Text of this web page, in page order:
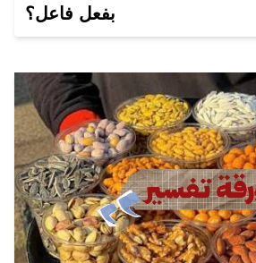
بفعل فاعل؟